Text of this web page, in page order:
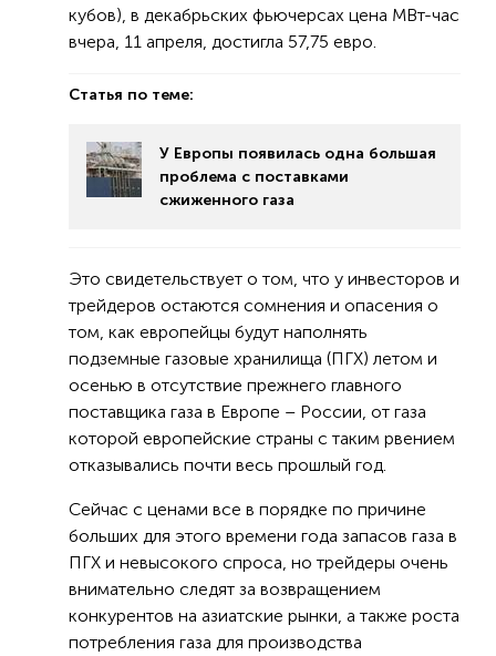
кубов), в декабрьских фьючерсах цена МВт-час
вчера, 11 апреля, достигла 57,75 евро.
Статья по теме:
У Европы появилась одна большая
проблема с поставками
сжиженного газа
Это свидетельствует о том, что у инвесторов и
трейдеров остаются сомнения и опасения о
том, как европейцы будут наполнять
подземные газовые хранилища (ПГХ) летом и
осенью в отсутствие прежнего главного
поставщика газа в Европе – России, от газа
которой европейские страны с таким рвением
отказывались почти весь прошлый год.
Сейчас с ценами все в порядке по причине
больших для этого времени года запасов газа в
ПГХ и невысокого спроса, но трейдеры очень
внимательно следят за возвращением
конкурентов на азиатские рынки, а также роста
потребления газа для производства